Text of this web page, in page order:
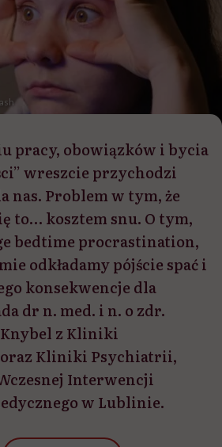
pracy, obowiązków i bycia
wreszcie przychodzi
nas. Problem w tym, że
to… kosztem snu. O tym,
bedtime procrastination,
odkładamy pójście spać i
konsekwencje dla
dr n. med. i n. o zdr.
z Kliniki
Kliniki Psychiatrii,
Interwencji
w Lublinie.